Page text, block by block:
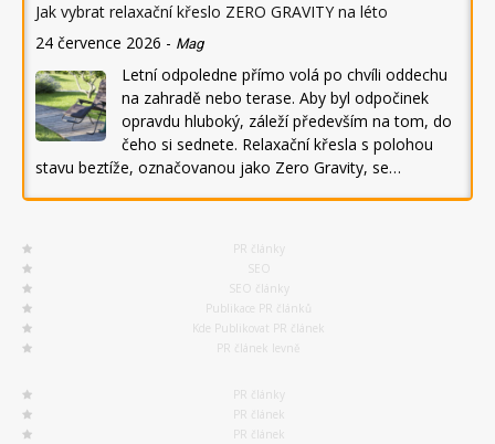
Jak vybrat relaxační křeslo ZERO GRAVITY na léto
24 července 2026 - Mag
Letní odpoledne přímo volá po chvíli oddechu
na zahradě nebo terase. Aby byl odpočinek
opravdu hluboký, záleží především na tom, do
čeho si sednete. Relaxační křesla s polohou
stavu beztíže, označovanou jako Zero Gravity, se…
PR články
SEO
SEO články
Publikace PR článků
Kde Publikovat PR článek
PR článek levně
PR články
PR článek
PR článek